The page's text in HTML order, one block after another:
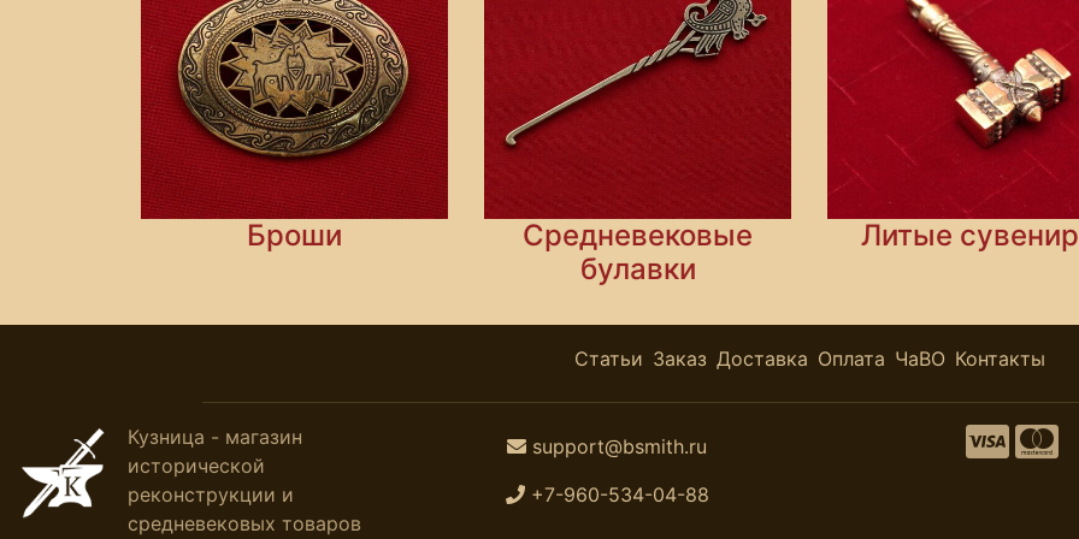
Броши
Средневековые
булавки
Литые
Статьи Заказ Доставка Оплата ЧаВО Контакты
Кузница - магазин
исторической
реконструкции и
средневековых товаров
support@bsmith.ru
+7-960-534-04-88